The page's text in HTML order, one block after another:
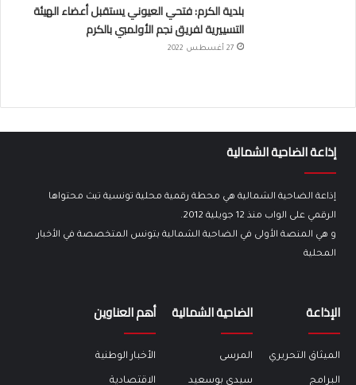
بلدية الكرم: فتحي العيوني يستقبل أعضاء الهيئة
التسييرية لفريق نجم الأولمبي بالكرم
27 أغسطس 2022
إذاعة الضاحية الشمالية
إذاعة الضاحية الشمالية هي محطة رقمية محلية تونسية تبث محتواها
الرقمي على الواب منذ 12 جويلية 2012.
و هي المنصة الأولى في الضاحية الشمالية بتونس المتخصصة في الأخبار
المحلية
الإذاعة
الميثاق التحريري
البرامج
الضاحية الشمالية
المرسى
سيدي بوسعيد
أهم العناوين
الأخبار الوطنية
الاقتصادية